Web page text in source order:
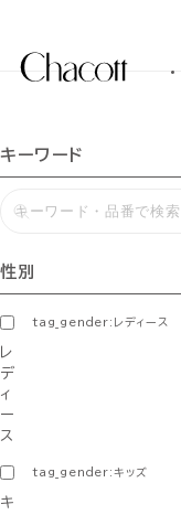
キーワード
性別
tag_gender:レディース
レ
デ
ィ
ー
ス
tag_gender:キッズ
キ